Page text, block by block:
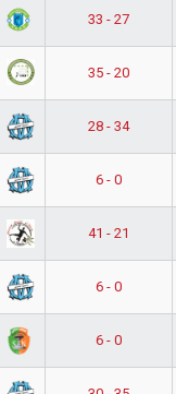
33 - 27
35 - 20
28 - 34
6 - 0
41 - 21
6 - 0
6 - 0